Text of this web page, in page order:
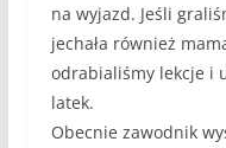
na wyjazd. Jeśli
jechała również
odrabialiśmy lekcje i
latek.
Obecnie zawodnik